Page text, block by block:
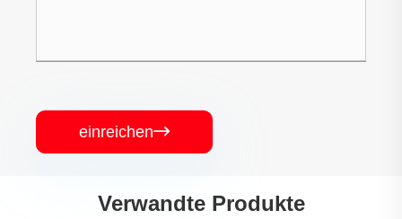
einreichen
Verwandte Produkte